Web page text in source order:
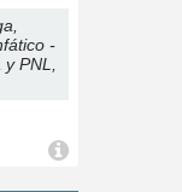
-
PNL,